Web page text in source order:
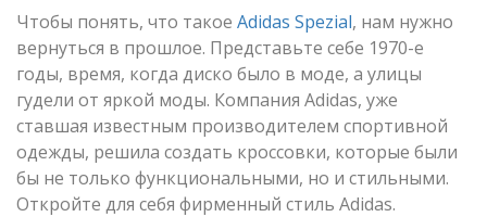
Чтобы понять, что такое Adidas Spezial, нам нужно
вернуться в прошлое. Представьте себе 1970-е
годы, время, когда диско было в моде, а улицы
гудели от яркой моды. Компания Adidas, уже
ставшая известным производителем спортивной
одежды, решила создать кроссовки, которые были
бы не только функциональными, но и стильными.
Откройте для себя фирменный стиль Adidas.